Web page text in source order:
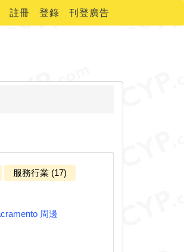
註冊 登錄 刊登廣告
服務行業 (17)
周邊